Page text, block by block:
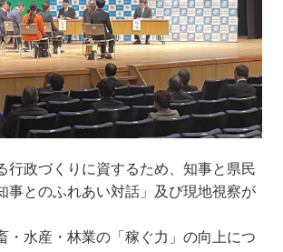
行政づくりに資するため、知事と県民
事とのふれあい対話」及び現地視察が
・水産・林業の「稼ぐ力」の向上につ